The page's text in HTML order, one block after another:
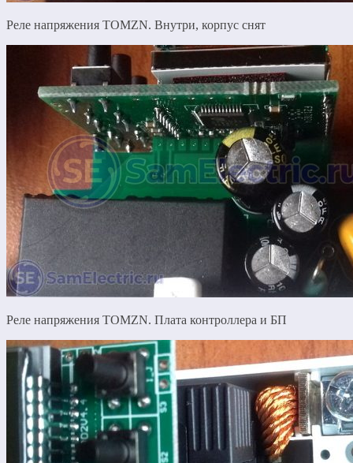
Реле напряжения TOMZN. Внутри, корпус снят
Реле напряжения TOMZN. Плата контроллера и БП